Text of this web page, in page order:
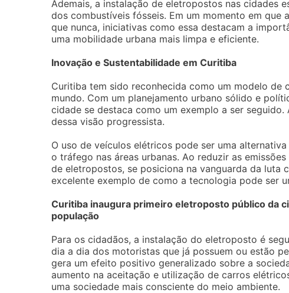
Ademais, a instalação de eletropostos nas cidades
dos combustíveis fósseis. Em um momento em que
que nunca, iniciativas como essa destacam a
uma mobilidade urbana mais limpa e eficiente.
Inovação e Sustentabilidade em Curitiba
Curitiba tem sido reconhecida como um modelo de
mundo. Com um planejamento urbano sólido e
cidade se destaca como um exemplo a ser
dessa visão progressista.
O uso de veículos elétricos pode ser uma
o tráfego nas áreas urbanas. Ao reduzir as
de eletropostos, se posiciona na vanguarda da luta
excelente exemplo de como a tecnologia pode ser
Curitiba inaugura primeiro eletroposto público da
população
Para os cidadãos, a instalação do eletroposto é
dia a dia dos motoristas que já possuem ou estão
gera um efeito positivo generalizado sobre a
aumento na aceitação e utilização de carros
uma sociedade mais consciente do meio ambiente.